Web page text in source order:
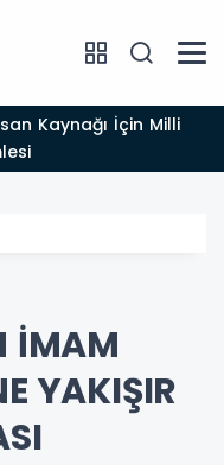
İMAM
YAKIŞIR